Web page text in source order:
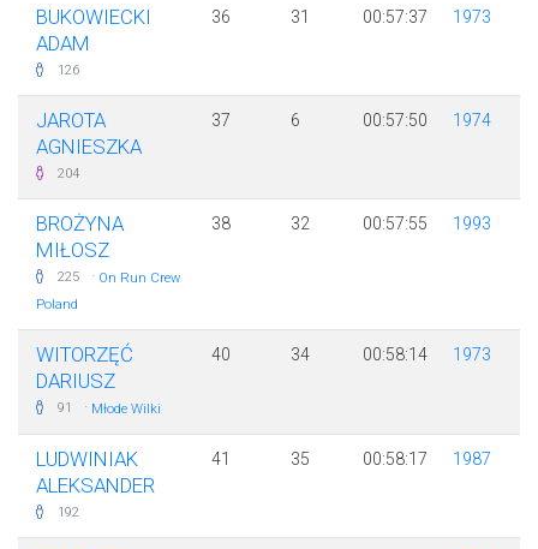
BUKOWIECKI
ADAM
126
36 31 00:57:37 1973
JAROTA
AGNIESZKA
204
37 6 00:57:50 1974
BROŻYNA
MIŁOSZ
225 · On Run Crew
Poland
38 32 00:57:55 1993
WITORZĘĆ
DARIUSZ
91 · Młode Wilki
40 34 00:58:14 1973
LUDWINIAK
ALEKSANDER
192
41 35 00:58:17 1987